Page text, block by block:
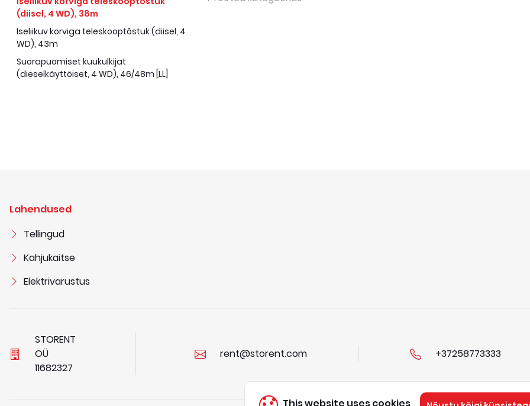
(diisel, 4 WD), 38m
Iseliikuv korviga teleskooptõstuk (diisel, 4
WD), 43m
Suorapuomiset kuukulkijat
(dieselkäyttöiset, 4 WD), 46/48m [LL]
Lahendused
Tellingud
Kahjukaitse
Elektrivarustus
STORENT
OÜ
11682327
rent@storent.com +37258773333
This website uses cookies